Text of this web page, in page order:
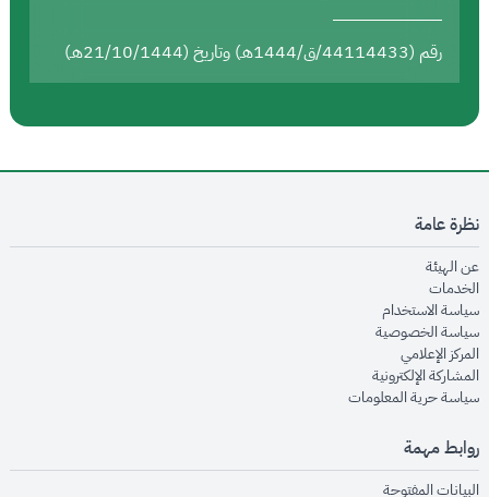
رقم (44114433/ق/1444هـ) وتاريخ (21/10/1444هـ)
نظرة عامة
عن الهيئةopens in new window
الخدماتopens in new window
سياسة الاستخدام
سياسة الخصوصيةopens in new window
المركز الإعلاميopens in new window
المشاركة الإلكترونيةopens in new window
سياسة حرية المعلوماتopens in new window
روابط مهمة
البيانات المفتوحةopens in new window